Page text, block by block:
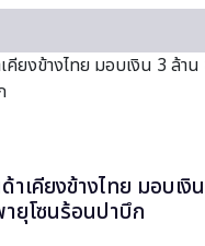
เคียงข้างไทย มอบเงิ
ยุโซนร้อนปาบึก